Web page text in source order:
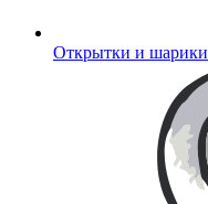
Открытки и шарики